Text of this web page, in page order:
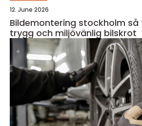
12. June 2026
Bildemontering stockholm så fungerar en
trygg och miljövänlig bilskrot